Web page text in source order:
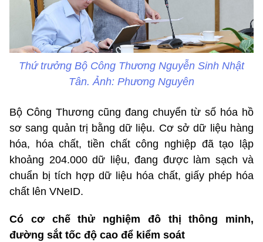
Thứ trưởng Bộ Công Thương Nguyễn Sinh Nhật
Tân. Ảnh: Phương Nguyên
Bộ Công Thương cũng đang chuyển từ số hóa hồ
sơ sang quản trị bằng dữ liệu. Cơ sở dữ liệu hàng
hóa, hóa chất, tiền chất công nghiệp đã tạo lập
khoảng 204.000 dữ liệu, đang được làm sạch và
chuẩn bị tích hợp dữ liệu hóa chất, giấy phép hóa
chất lên VNeID.
Có cơ chế thử nghiệm đô thị thông minh,
đường sắt tốc độ cao để kiểm soát